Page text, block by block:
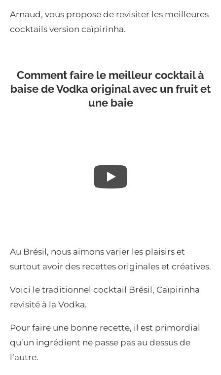
Arnaud, vous propose de revisiter les meilleures
cocktails version caïpirinha.
Comment faire le meilleur cocktail à
baise de Vodka original avec un fruit et
une baie
Au Brésil, nous aimons varier les plaisirs et
surtout avoir des recettes originales et créatives.
Voici le traditionnel cocktail Brésil, Caïpirinha
revisité à la Vodka.
Pour faire une bonne recette, il est primordial
qu’un ingrédient ne passe pas au dessus de
l’autre.